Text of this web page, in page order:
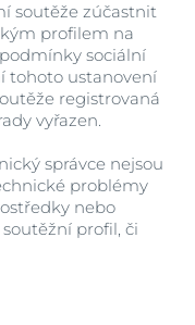
soutěže zúčastnit
profilem na
sociální
tohoto ustanovení
registrovaná
vyřazen.
správce nejsou
problémy
nebo
profil, či